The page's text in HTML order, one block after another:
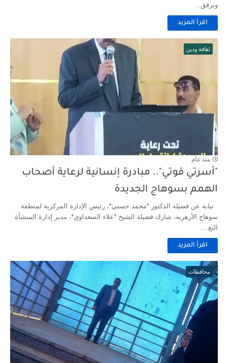
وبرفق...
اقرأ المزيد
ثقافة ودين
منذ عام
"أسرتي قوتي".. مبادرة إنسانية لرعاية أصحاب
الهمم بسوهاج الجديدة
نيابة عن فضيلة الدكتور *محمد حسني*، رئيس الإدارة المركزية لمنطقة
سوهاج الأزهرية، شارك فضيلة الشيخ *علاء السعداوي*، مدير إدارة المنشأة
التع...
اقرأ المزيد
محافظات